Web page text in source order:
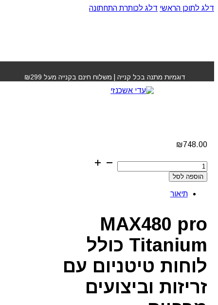
דלג לתוכן הראשי דלג לכותרת התחתונה
דוגמיות מתנה בכל קנייה | משלוח חינם בקנייה מעל ₪299
מחליק שיער MAX 480
₪748.00
כמות
של
מחליק
MAX
הוספה לסל
תיאור
MAX480 pro
Titanium כולל
לוחות טיטניום עם
זריזות וביצועים